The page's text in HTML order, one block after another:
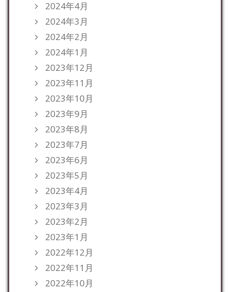
2024年4月
2024年3月
2024年2月
2024年1月
2023年12月
2023年11月
2023年10月
2023年9月
2023年8月
2023年7月
2023年6月
2023年5月
2023年4月
2023年3月
2023年2月
2023年1月
2022年12月
2022年11月
2022年10月